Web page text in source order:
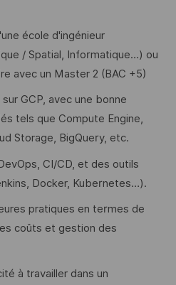
école d'ingénieur
/ Spatial, Informatique…) ou
avec un Master 2 (BAC +5)
GCP, avec une bonne
tels que Compute Engine,
Storage, BigQuery, etc.
CI/CD, et des outils
Docker, Kubernetes…).
pratiques en termes de
coûts et gestion des
à travailler dans un